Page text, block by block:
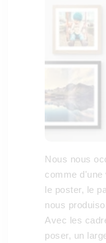
Nous nous
comme d'une
le poster, le
nous
Avec les
poser, un